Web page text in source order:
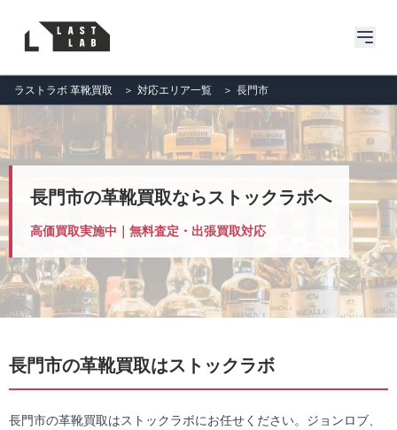
ラストラボ 革靴買取 ＞ 対応エリア一覧 ＞ 長門市
長門市の革靴買取ならストックラボへ
高価買取実施中｜無料査定・出張買取対応
長門市の革靴買取はストックラボ
長門市の革靴買取はストックラボにお任せください。ジョンロブ、